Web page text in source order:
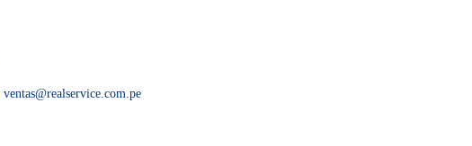
ventas@realservice.com.pe